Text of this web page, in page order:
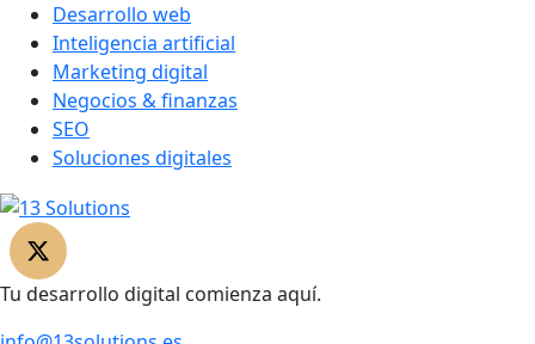
Desarrollo web
Inteligencia artificial
Marketing digital
Negocios & finanzas
SEO
Soluciones digitales
Tu desarrollo digital comienza aquí.